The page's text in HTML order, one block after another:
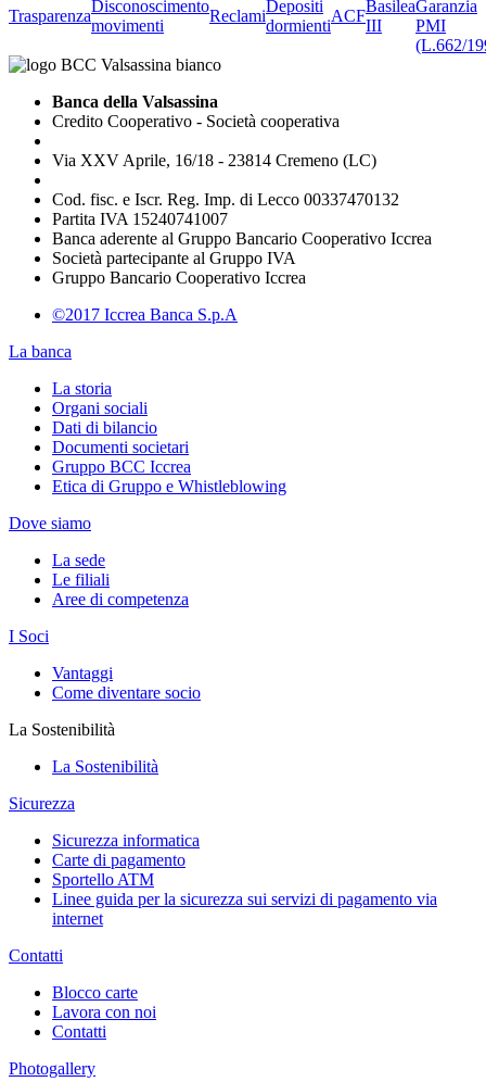
Trasparenza
Disconoscimento
movimenti
Reclami
Depositi
dormienti
ACF
Basilea
III
Garanzia
PMI
(L.662/
Banca della Valsassina
Credito Cooperativo - Società cooperativa
Via XXV Aprile, 16/18 - 23814 Cremeno (LC)
Cod. fisc. e Iscr. Reg. Imp. di Lecco 00337470132
Partita IVA 15240741007
Banca aderente al Gruppo Bancario Cooperativo Iccrea
Società partecipante al Gruppo IVA
Gruppo Bancario Cooperativo Iccrea
©2017 Iccrea Banca S.p.A
La banca
La storia
Organi sociali
Dati di bilancio
Documenti societari
Gruppo BCC Iccrea
Etica di Gruppo e Whistleblowing
Dove siamo
La sede
Le filiali
Aree di competenza
I Soci
Vantaggi
Come diventare socio
La Sostenibilità
La Sostenibilità
Sicurezza
Sicurezza informatica
Carte di pagamento
Sportello ATM
Linee guida per la sicurezza sui servizi di pagamento via
internet
Contatti
Blocco carte
Lavora con noi
Contatti
Photogallery